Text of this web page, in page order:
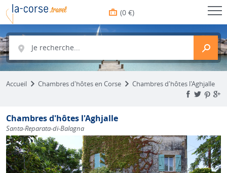
(0 €)
Je recherche...
Accueil Chambres d'hôtes en Corse Chambres d'hôtes l'Aghjalle
Chambres d'hôtes l'Aghjalle
Santa-Reparata-di-Balagna